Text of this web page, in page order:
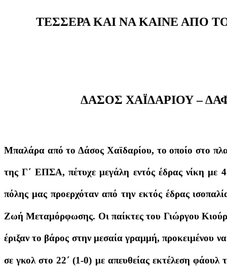
ΤΕΣΣΕΡΑ ΚΑΙ ΝΑ ΚΑΙΝΕ ΑΠΟ
ΔΑΣΟΣ ΧΑΪΔΑΡΙΟΥ –
Μπαλάρα από το Δάσος Χαϊδαρίου, το οποίο στο
της Γ΄ ΕΠΣΑ, πέτυχε μεγάλη εντός έδρας νίκη
πόλης μας προερχόταν από την εκτός έδρας
Ζωή Μεταμόρφωσης. Οι παίκτες του Γιώργου
έριξαν το βάρος στην μεσαία γραμμή, προκειμένου
σε γκολ στο 22΄ (1-0) με απευθείας εκτέλεση